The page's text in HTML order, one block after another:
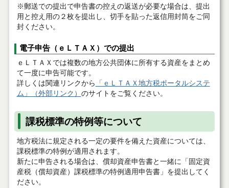
※郵送での提出で申告書の控えの返送が必要な場合は、提出
用と控え用の２枚を提出し、切手を貼った返信用封筒をご同
封ください。
電子申告（ｅＬＴＡＸ）での提出
ｅＬＴＡＸでは複数の地方公共団体に所有する資産をまとめ
て一度に申告可能です。
詳しくは関連リンクから
「ｅＬＴＡＸ地方税ポータルシステ
ム」（外部リンク） のサイトをご覧ください。
課税標準の特例等について
地方税法に規定される一定の要件を備えた資産については、
課税標準の特例が適用されます。
新たに申告される場合は、償却資産申告書と一緒に「固定資
産税（償却資産）課税標準の特例適用申告書」を提出してく
ださい。